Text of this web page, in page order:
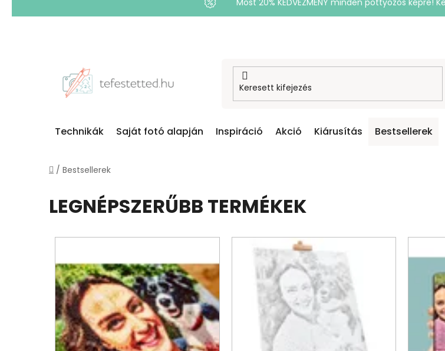
Most 20% KEDVEZMÉNY minden pöttyözős képre!
Technikák Saját fotó alapján Inspiráció Akció Kiárusítás Bestsellerek
Kezdőlap
/ Bestsellerek
LEGNÉPSZERŰBB TERMÉKEK